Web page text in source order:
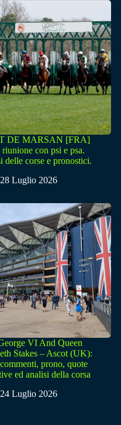
DE MARSAN [FRA]
riunione con psi e psa.
delle corse e pronostici.
28 Luglio 2026
VI And Queen
Stakes – Ascot (UK):
prono, quote
ed analisi della corsa
24 Luglio 2026